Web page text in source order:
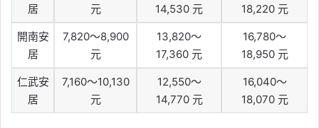
居 元 14,530 元 18,220 元
開南安
居
7,820～8,900
元
13,820～
17,360 元
16,780～
18,950 元
仁武安
居
7,160～10,130
元
12,550～
14,770 元
16,040～
18,070 元